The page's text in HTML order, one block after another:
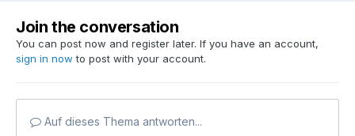
Join the conversation
You can post now and register later. If you have an account,
sign in now to post with your account.
Auf dieses Thema antworten...